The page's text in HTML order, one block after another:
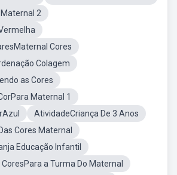
2
Cores
Colagem
as Cores
Maternal 1
AtividadeCriança De 3 Anos
Cores Maternal
Educação Infantil
a Turma Do Maternal